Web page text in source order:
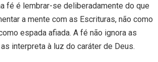
fé é lembrar-se deliberadamente do que
a mente com as Escrituras, não como
espada afiada. A fé não ignora as
interpreta à luz do caráter de Deus.